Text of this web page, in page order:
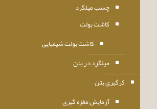
چسب میلگرد
کاشت بولت
کاشت بولت شیمیایی
میلگرد در بتن
کرگیری بتن
آزمایش مغزه گیری